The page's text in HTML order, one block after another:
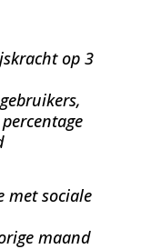
op 3
met sociale
maand